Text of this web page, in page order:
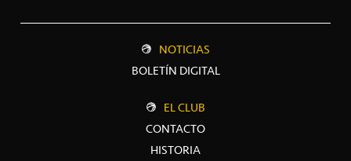
NOTICIAS
BOLETÍN DIGITAL
EL CLUB
CONTACTO
HISTORIA